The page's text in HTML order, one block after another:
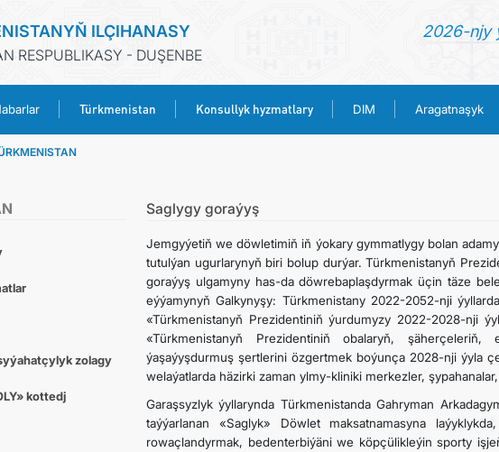
ILÇIHANASY
RESPUBLIKASY - DUŞENBE
2026-njy
Türkmenistan Konsullyk hyzmatlary DIM Aragatnaşyk
TÜRKMENISTAN
KONSULLYK HYZMATLARY
DIM
ARAGATNAŞYK
zolagy
kottedj
Saglygy goraýyş
Jemgyýetiň we döwletimiň iň ýokary gymmatlygy bolan
tutulýan ugurlarynyň biri bolup durýar. Türkmenistanyň
goraýyş ulgamyny has-da döwrebaplaşdyrmak üçin täze
eýýamynyň Galkynyşy: Türkmenistany 2022-2052-nji
«Türkmenistanyň Prezidentiniň ýurdumyzy 2022-2028-nji
«Türkmenistanyň Prezidentiniň obalaryň,
ýaşaýyşdurmuş şertlerini özgertmek boýunça 2028-nji ýyla
welaýatlarda häzirki zaman ylmy-kliniki merkezler,
Garaşsyzlyk ýyllarynda Türkmenistanda Gahryman
taýýarlanan «Saglyk» Döwlet maksatnamasyna
rowaçlandyrmak, bedenterbiýäni we köpçülikleýin sporty